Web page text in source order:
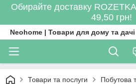
Обирайте доставку
49,50 грн!
Neohome | Товари для дому та дачі
Товари та послуги Побутова